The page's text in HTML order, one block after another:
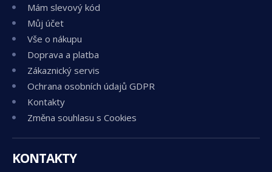
Mám slevový kód
Můj účet
Vše o nákupu
Doprava a platba
Zákaznický servis
Ochrana osobních údajů GDPR
Kontakty
Změna souhlasu s Cookies
KONTAKTY